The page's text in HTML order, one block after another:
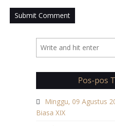
Pos-pos
Minggu, 09 Agustus
Biasa XIX